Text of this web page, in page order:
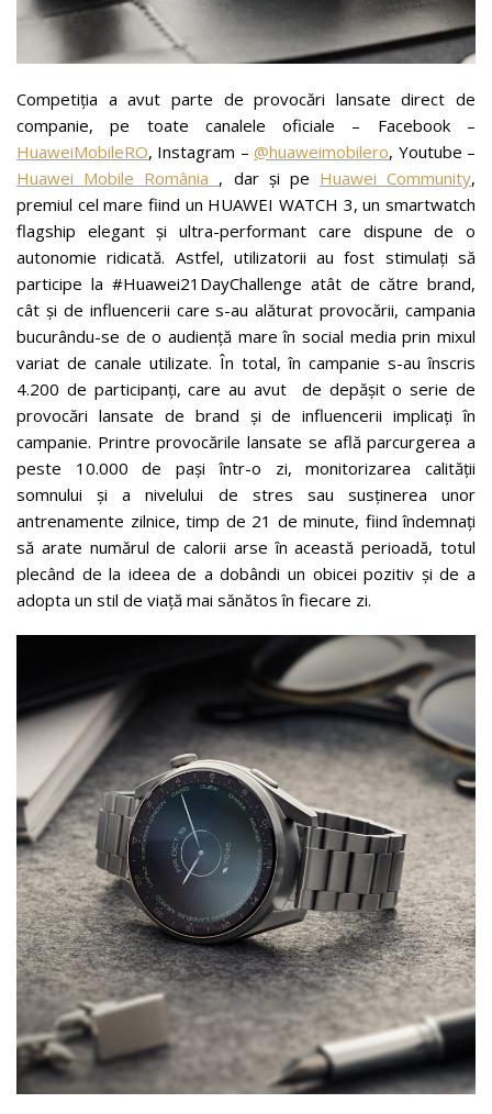
Competiția a avut parte de provocări lansate direct de
companie, pe toate canalele oficiale – Facebook –
HuaweiMobileRO, Instagram –@huaweimobilero, Youtube –
Huawei Mobile România , dar și pe Huawei Community,
premiul cel mare fiind un HUAWEI WATCH 3, un smartwatch
flagship elegant și ultra-performant care dispune de o
autonomie ridicată. Astfel, utilizatorii au fost stimulați să
participe la #Huawei21DayChallenge atât de către brand,
cât și de influencerii care s-au alăturat provocării, campania
bucurându-se de o audiență mare în social media prin mixul
variat de canale utilizate. În total, în campanie s-au înscris
4.200 de participanți, care au avut de depășit o serie de
provocări lansate de brand și de influencerii implicați în
campanie. Printre provocările lansate se află parcurgerea a
peste 10.000 de pași într-o zi, monitorizarea calității
somnului și a nivelului de stres sau susținerea unor
antrenamente zilnice, timp de 21 de minute, fiind îndemnați
să arate numărul de calorii arse în această perioadă, totul
plecând de la ideea de a dobândi un obicei pozitiv și de a
adopta un stil de viață mai sănătos în fiecare zi.